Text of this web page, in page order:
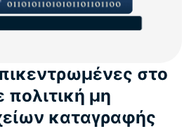
στο
μη
καταγραφής